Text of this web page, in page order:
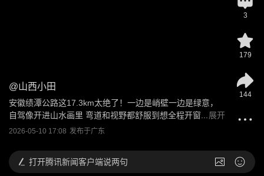
@山西小田
安徽绩潭公路这17.3km太绝了！一边是峭壁一边是绿意，
自驾像开进山水画里 弯道和视野都舒服到想全程开窗...
展开
2026-05-10 17:08 发布于广东
3
179
144
打开腾讯新闻客户端说两句